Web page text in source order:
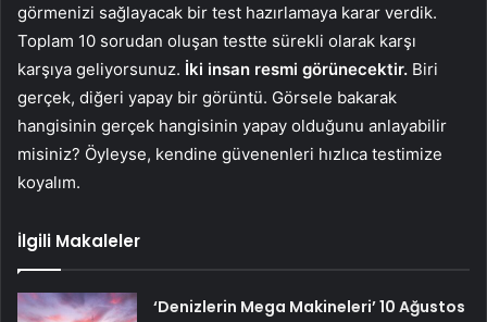
görmenizi sağlayacak bir test hazırlamaya karar verdik.
Toplam 10 sorudan oluşan testte sürekli olarak karşı
karşıya geliyorsunuz. İki insan resmi görünecektir. Biri
gerçek, diğeri yapay bir görüntü. Görsele bakarak
hangisinin gerçek hangisinin yapay olduğunu anlayabilir
misiniz? Öyleyse, kendine güvenenleri hızlıca testimize
koyalım.
İlgili Makaleler
‘Denizlerin Mega Makineleri’ 10 Ağustos